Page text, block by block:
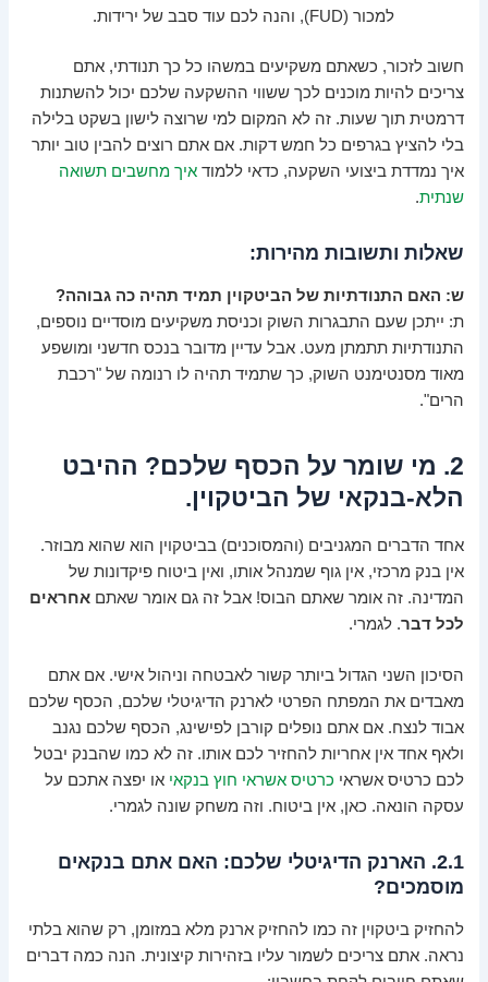
למכור (FUD), והנה לכם עוד סבב של ירידות.
חשוב לזכור, כשאתם משקיעים במשהו כל כך תנודתי, אתם
צריכים להיות מוכנים לכך ששווי ההשקעה שלכם יכול להשתנות
דרמטית תוך שעות. זה לא המקום למי שרוצה לישון בשקט בלילה
בלי להציץ בגרפים כל חמש דקות. אם אתם רוצים להבין טוב יותר
איך נמדדת ביצועי השקעה, כדאי ללמודאיך מחשבים תשואה
שנתית.
שאלות ותשובות מהירות:
ש: האם התנודתיות של הביטקוין תמיד תהיה כה גבוהה?
ת: ייתכן שעם התבגרות השוק וכניסת משקיעים מוסדיים נוספים,
התנודתיות תתמתן מעט. אבל עדיין מדובר בנכס חדשני ומושפע
מאוד מסנטימנט השוק, כך שתמיד תהיה לו רנומה של "רכבת
הרים".
2. מי שומר על הכסף שלכם? ההיבט
הלא-בנקאי של הביטקוין.
אחד הדברים המגניבים (והמסוכנים) בביטקוין הוא שהוא מבוזר.
אין בנק מרכזי, אין גוף שמנהל אותו, ואין ביטוח פיקדונות של
המדינה. זה אומר שאתם הבוס! אבל זה גם אומר שאתםאחראים
לכל דבר. לגמרי.
הסיכון השני הגדול ביותר קשור לאבטחה וניהול אישי. אם אתם
מאבדים את המפתח הפרטי לארנק הדיגיטלי שלכם, הכסף שלכם
אבוד לנצח. אם אתם נופלים קורבן לפישינג, הכסף שלכם נגנב
ולאף אחד אין אחריות להחזיר לכם אותו. זה לא כמו שהבנק יבטל
לכם כרטיס אשראי כרטיס אשראי חוץ בנקאי או יפצה אתכם על
עסקה הונאה. כאן, אין ביטוח. וזה משחק שונה לגמרי.
2.1. הארנק הדיגיטלי שלכם: האם אתם בנקאים
מוסמכים?
להחזיק ביטקוין זה כמו להחזיק ארנק מלא במזומן, רק שהוא בלתי
נראה. אתם צריכים לשמור עליו בזהירות קיצונית. הנה כמה דברים